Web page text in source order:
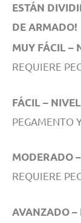
ESTÁN
DE
MUY FÁCIL –
REQUIERE
FÁCIL –
PEGAMENTO
MODERADO
REQUIERE
AVANZADO –